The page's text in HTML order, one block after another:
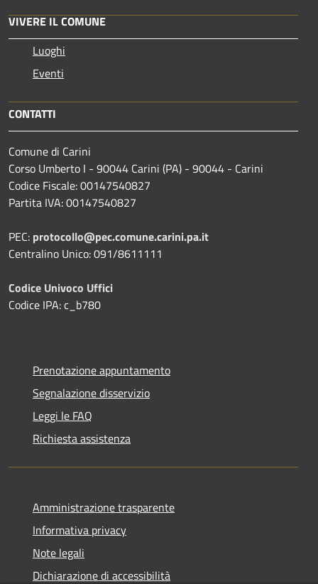
VIVERE IL COMUNE
Luoghi
Eventi
CONTATTI
Comune di Carini
Corso Umberto I - 90044 Carini (PA) - 90044 - Carini
Codice Fiscale: 00147540827
Partita IVA: 00147540827
PEC: protocollo@pec.comune.carini.pa.it
Centralino Unico: 091/8611111
Codice Univoco Uffici
Codice IPA: c_b780
Prenotazione appuntamento
Segnalazione disservizio
Leggi le FAQ
Richiesta assistenza
Amministrazione trasparente
Informativa privacy
Note legali
Dichiarazione di accessibilità